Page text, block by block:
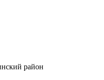
район